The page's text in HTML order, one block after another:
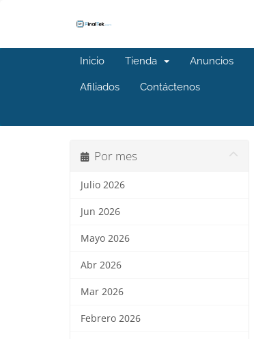
Inicio Tienda Anuncios
Afiliados Contáctenos
Por mes
Julio 2026
Jun 2026
Mayo 2026
Abr 2026
Mar 2026
Febrero 2026